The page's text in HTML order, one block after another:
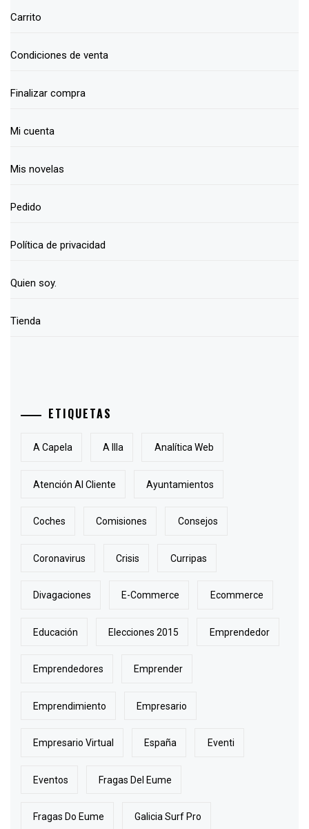
Carrito
Condiciones de venta
Finalizar compra
Mi cuenta
Mis novelas
Pedido
Política de privacidad
Quien soy.
Tienda
ETIQUETAS
A Capela A Illa Analítica Web
Atención Al Cliente Ayuntamientos
Coches Comisiones Consejos
Coronavirus Crisis Curripas
Divagaciones E-Commerce Ecommerce
Educación Elecciones 2015 Emprendedor
Emprendedores Emprender
Emprendimiento Empresario
Empresario Virtual España Eventi
Eventos Fragas Del Eume
Fragas Do Eume Galicia Surf Pro